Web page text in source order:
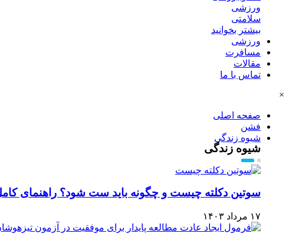
ورزشی
سلامتی
بیشتر بخوانید
ورزشی
مسافرت
مقالات
تماس با ما
×
صفحه اصلی
فشن
شیوه زندگی
شیوه زندگی
سوتین دکلته چیست و چگونه باید ست شود؟ راهنمای
۱۷ مرداد ۱۴۰۳